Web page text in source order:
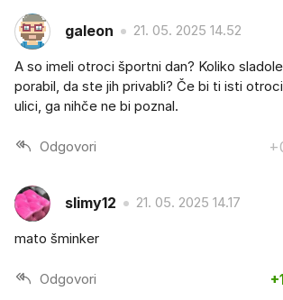
galeon 21. 05. 2025 14.52
A so imeli otroci športni dan? Koliko
porabil, da ste jih privabli? Če bi ti isti
ulici, ga nihče ne bi poznal.
Odgovori
slimy12 21. 05. 2025 14.17
mato šminker
Odgovori